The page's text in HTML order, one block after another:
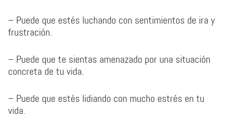
– Puede que estés luchando con sentimientos de ira y
frustración.
– Puede que te sientas amenazado por una situación
concreta de tu vida.
– Puede que estés lidiando con mucho estrés en tu
vida.